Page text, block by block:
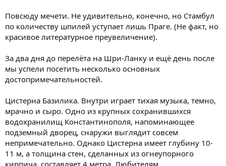
Повсюду мечети. Не удивительно, конечно, но Стамбул
по количеству шпилей уступает лишь Праге. (Не факт, но
красивое литературное преувеличение).
За два дня до перелёта на Шри-Ланку и ещё день после
мы успели посетить несколько основных
достопримечательностей.
Цистерна Базилика. Внутри играет тихая музыка, темно,
мрачно и сыро. Одно из крупных сохранившихся
водохранилищ Константинополя, напоминающее
подземный дворец, снаружи выглядит совсем
непримечательно. Однако Цистерна имеет глубину 10-
11 м, а толщина стен, сделанных из огнеупорного
кирпича, составляет 4 метра. Любителям